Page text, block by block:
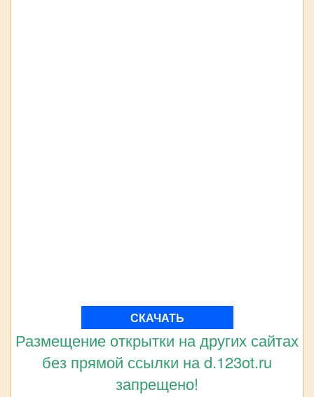
СКАЧАТЬ
Размещение открытки на других сайтах
без прямой ссылки на d.123ot.ru
запрещено!